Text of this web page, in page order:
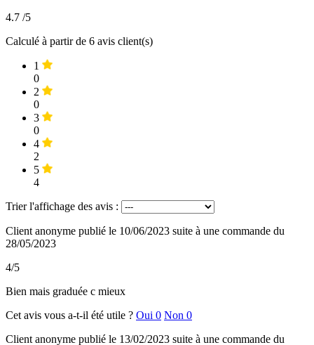
4.7 /5
Calculé à partir de 6 avis client(s)
1
0
2
0
3
0
4
2
5
4
Trier l'affichage des avis :
Client anonyme publié le 10/06/2023 suite à une commande du
28/05/2023
4/5
Bien mais graduée c mieux
Cet avis vous a-t-il été utile ? Oui 0 Non 0
Client anonyme publié le 13/02/2023 suite à une commande du